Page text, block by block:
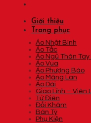
Giới thiệu
Trang phục
Áo Nhật Bình
Áo Tấc
Áo Ngũ Thân Tay
Áo Vua
Áo Phượng Bào
Áo Mãng Lan
Áo Dài
Giao Lĩnh – Viên
Tứ Điên
Đối Khâm
Bán Tý
Phụ Kiện